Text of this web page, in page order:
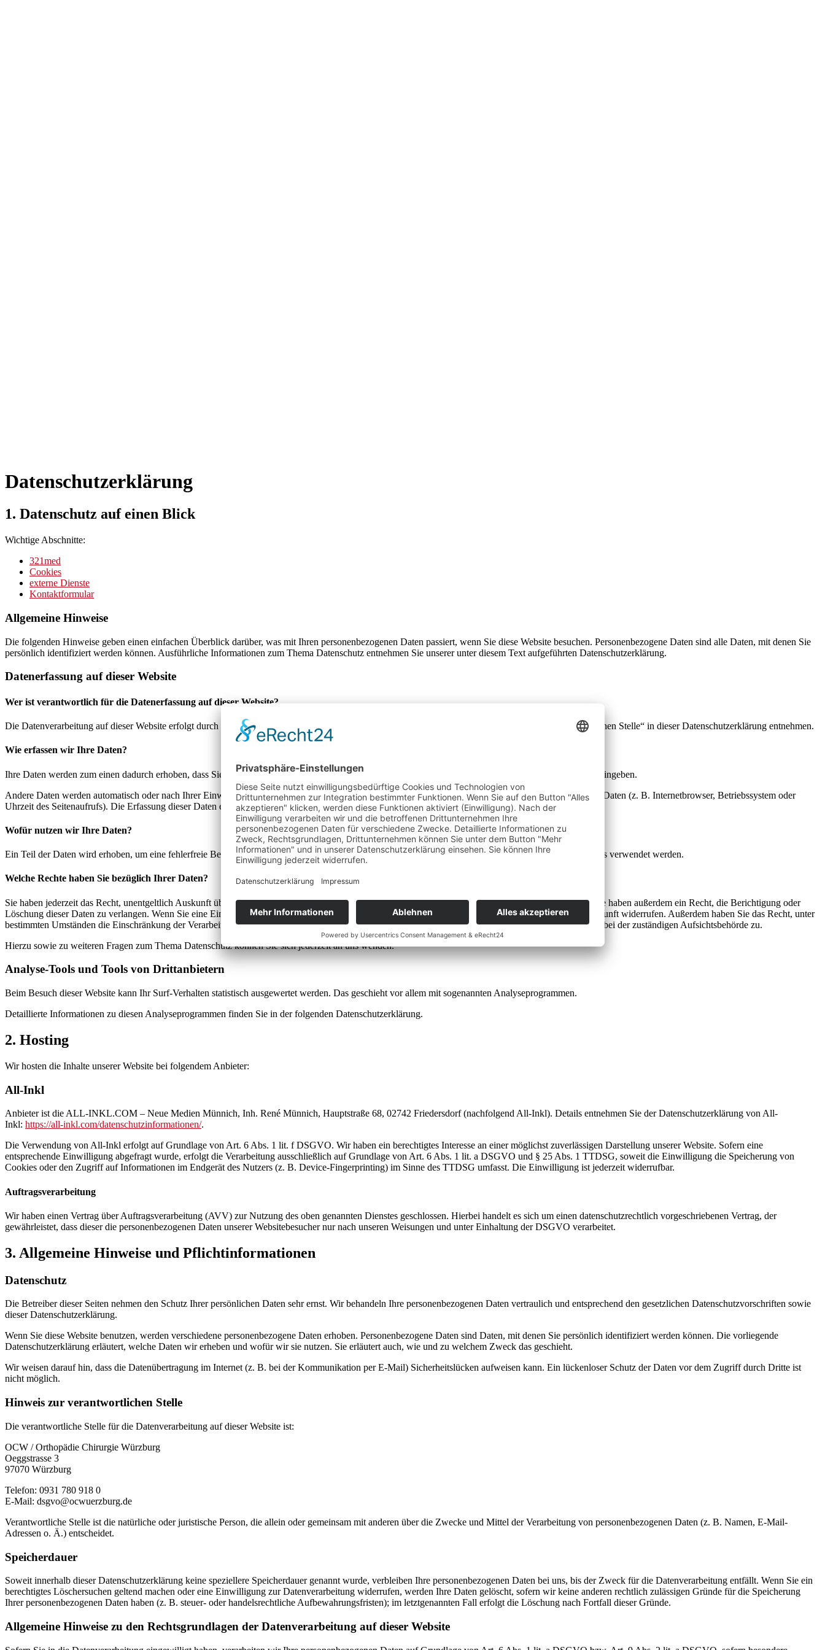
Datenschutzerklärung
1. Datenschutz auf einen Blick
Wichtige Abschnitte:
321med
Cookies
externe Dienste
Kontaktformular
Allgemeine Hinweise
Die folgenden Hinweise geben einen einfachen Überblick darüber, was mit Ihren personenbezogenen Daten passiert, wenn Sie diese Website besuchen. Personenbezogene Daten sind alle Daten, mit denen Sie
persönlich identifiziert werden können. Ausführliche Informationen zum Thema Datenschutz entnehmen Sie unserer unter diesem Text aufgeführten Datenschutzerklärung.
Datenerfassung auf dieser Website
Wer ist verantwortlich für die Datenerfassung auf dieser Website?
Die Datenverarbeitung auf dieser Website erfolgt durch den Websitebetreiber. Dessen Kontaktdaten können Sie dem Abschnitt „Hinweis zur Verantwortlichen Stelle“ in dieser Datenschutzerklärung entnehmen.
Wie erfassen wir Ihre Daten?
Ihre Daten werden zum einen dadurch erhoben, dass Sie uns diese mitteilen. Hierbei kann es sich z. B. um Daten handeln, die Sie in ein Kontaktformular eingeben.
Andere Daten werden automatisch oder nach Ihrer Einwilligung beim Besuch der Website durch unsere IT-Systeme erfasst. Das sind vor allem technische Daten (z. B. Internetbrowser, Betriebssystem oder
Uhrzeit des Seitenaufrufs). Die Erfassung dieser Daten erfolgt automatisch, sobald Sie diese Website betreten.
Wofür nutzen wir Ihre Daten?
Ein Teil der Daten wird erhoben, um eine fehlerfreie Bereitstellung der Website zu gewährleisten. Andere Daten können zur Analyse Ihres Nutzerverhaltens verwendet werden.
Welche Rechte haben Sie bezüglich Ihrer Daten?
Sie haben jederzeit das Recht, unentgeltlich Auskunft über Herkunft, Empfänger und Zweck Ihrer gespeicherten personenbezogenen Daten zu erhalten. Sie haben außerdem ein Recht, die Berichtigung oder
Löschung dieser Daten zu verlangen. Wenn Sie eine Einwilligung zur Datenverarbeitung erteilt haben, können Sie diese Einwilligung jederzeit für die Zukunft widerrufen. Außerdem haben Sie das Recht, unter
bestimmten Umständen die Einschränkung der Verarbeitung Ihrer personenbezogenen Daten zu verlangen. Des Weiteren steht Ihnen ein Beschwerderecht bei der zuständigen Aufsichtsbehörde zu.
Hierzu sowie zu weiteren Fragen zum Thema Datenschutz können Sie sich jederzeit an uns wenden.
Analyse-Tools und Tools von Dritt­anbietern
Beim Besuch dieser Website kann Ihr Surf-Verhalten statistisch ausgewertet werden. Das geschieht vor allem mit sogenannten Analyseprogrammen.
Detaillierte Informationen zu diesen Analyseprogrammen finden Sie in der folgenden Datenschutzerklärung.
2. Hosting
Wir hosten die Inhalte unserer Website bei folgendem Anbieter:
All-Inkl
Anbieter ist die ALL-INKL.COM – Neue Medien Münnich, Inh. René Münnich, Hauptstraße 68, 02742 Friedersdorf (nachfolgend All-Inkl). Details entnehmen Sie der Datenschutzerklärung von All-
Inkl: https://all-inkl.com/datenschutzinformationen/.
Die Verwendung von All-Inkl erfolgt auf Grundlage von Art. 6 Abs. 1 lit. f DSGVO. Wir haben ein berechtigtes Interesse an einer möglichst zuverlässigen Darstellung unserer Website. Sofern eine
entsprechende Einwilligung abgefragt wurde, erfolgt die Verarbeitung ausschließlich auf Grundlage von Art. 6 Abs. 1 lit. a DSGVO und § 25 Abs. 1 TTDSG, soweit die Einwilligung die Speicherung von
Cookies oder den Zugriff auf Informationen im Endgerät des Nutzers (z. B. Device-Fingerprinting) im Sinne des TTDSG umfasst. Die Einwilligung ist jederzeit widerrufbar.
Auftragsverarbeitung
Wir haben einen Vertrag über Auftragsverarbeitung (AVV) zur Nutzung des oben genannten Dienstes geschlossen. Hierbei handelt es sich um einen datenschutzrechtlich vorgeschriebenen Vertrag, der
gewährleistet, dass dieser die personenbezogenen Daten unserer Websitebesucher nur nach unseren Weisungen und unter Einhaltung der DSGVO verarbeitet.
3. Allgemeine Hinweise und Pflicht­informationen
Datenschutz
Die Betreiber dieser Seiten nehmen den Schutz Ihrer persönlichen Daten sehr ernst. Wir behandeln Ihre personenbezogenen Daten vertraulich und entsprechend den gesetzlichen Datenschutzvorschriften sowie
dieser Datenschutzerklärung.
Wenn Sie diese Website benutzen, werden verschiedene personenbezogene Daten erhoben. Personenbezogene Daten sind Daten, mit denen Sie persönlich identifiziert werden können. Die vorliegende
Datenschutzerklärung erläutert, welche Daten wir erheben und wofür wir sie nutzen. Sie erläutert auch, wie und zu welchem Zweck das geschieht.
Wir weisen darauf hin, dass die Datenübertragung im Internet (z. B. bei der Kommunikation per E-Mail) Sicherheitslücken aufweisen kann. Ein lückenloser Schutz der Daten vor dem Zugriff durch Dritte ist
nicht möglich.
Hinweis zur verantwortlichen Stelle
Die verantwortliche Stelle für die Datenverarbeitung auf dieser Website ist:
OCW / Orthopädie Chirurgie Würzburg
Oeggstrasse 3
97070 Würzburg
Telefon: 0931 780 918 0
E-Mail: dsgvo@ocwuerzburg.de
Verantwortliche Stelle ist die natürliche oder juristische Person, die allein oder gemeinsam mit anderen über die Zwecke und Mittel der Verarbeitung von personenbezogenen Daten (z. B. Namen, E-Mail-
Adressen o. Ä.) entscheidet.
Speicherdauer
Soweit innerhalb dieser Datenschutzerklärung keine speziellere Speicherdauer genannt wurde, verbleiben Ihre personenbezogenen Daten bei uns, bis der Zweck für die Datenverarbeitung entfällt. Wenn Sie ein
berechtigtes Löschersuchen geltend machen oder eine Einwilligung zur Datenverarbeitung widerrufen, werden Ihre Daten gelöscht, sofern wir keine anderen rechtlich zulässigen Gründe für die Speicherung
Ihrer personenbezogenen Daten haben (z. B. steuer- oder handelsrechtliche Aufbewahrungsfristen); im letztgenannten Fall erfolgt die Löschung nach Fortfall dieser Gründe.
Allgemeine Hinweise zu den Rechtsgrundlagen der Datenverarbeitung auf dieser Website